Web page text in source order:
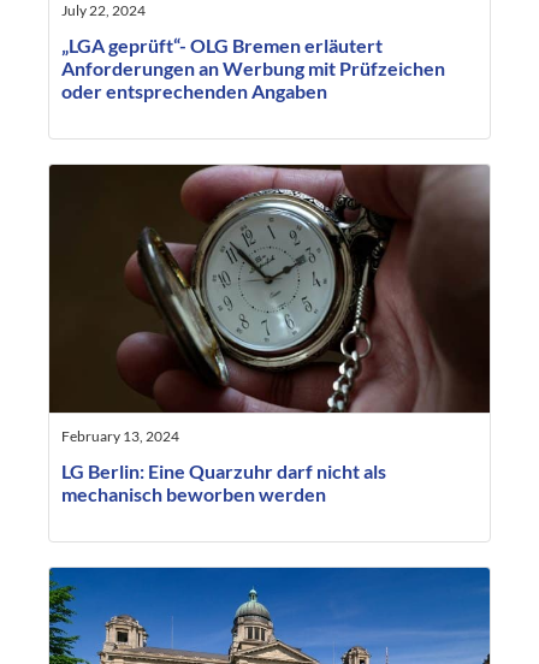
July 22, 2024
„LGA geprüft“- OLG Bremen erläutert
Anforderungen an Werbung mit Prüfzeichen
oder entsprechenden Angaben
February 13, 2024
LG Berlin: Eine Quarzuhr darf nicht als
mechanisch beworben werden